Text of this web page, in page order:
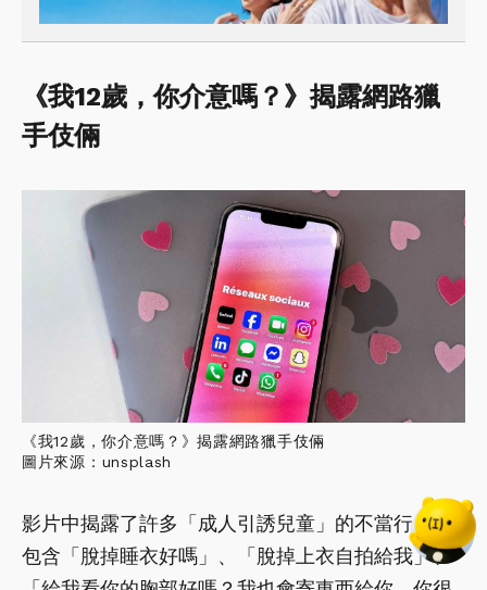
《我12歲，你介意嗎？》揭露網路獵
手伎倆
《我12歲，你介意嗎？》揭露網路獵手伎倆
圖片來源：unsplash
影片中揭露了許多「成人引誘兒童」的不當行為，
包含「脫掉睡衣好嗎」、「脫掉上衣自拍給我」、